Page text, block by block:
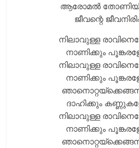
ആരോമല്‍
ജീവന്റെ
നിലാവുള്ള
നാണിക്കും
നിലാവുള്ള
നാണിക്കും
ദാഹിക്കും
നിലാവുള്ള
നാണിക്കും